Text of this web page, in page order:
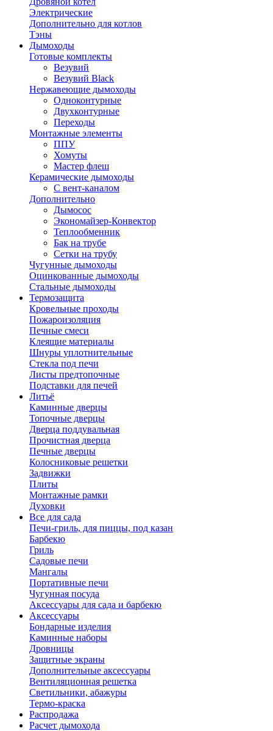
Электрические
Дополнительно для котлов
Тэны
Дымоходы
Готовые комплекты
Везувий
Везувий Black
Нержавеющие дымоходы
Одноконтурные
Двухконтурные
Переходы
Монтажные элементы
ППУ
Хомуты
Мастер флеш
Керамические дымоходы
С вент-каналом
Дополнительно
Дымосос
Экономайзер-Конвектор
Теплообменник
Бак на трубе
Сетки на трубу
Чугунные дымоходы
Оцинкованные дымоходы
Стальные дымоходы
Термозащита
Кровельные проходы
Пожароизоляция
Печные смеси
Клеящие материалы
Шнуры уплотнительные
Стекла под печи
Листы предтопочные
Подставки для печей
Литьё
Каминные дверцы
Топочные дверцы
Дверца поддувальная
Прочистная дверца
Печные дверцы
Колосниковые решетки
Задвижки
Плиты
Монтажные рамки
Духовки
Все для сада
Печи-гриль, для пиццы, под казан
Барбекю
Гриль
Садовые печи
Мангалы
Портативные печи
Чугунная посуда
Аксессуары для сада и барбекю
Аксессуары
Бондарные изделия
Каминные наборы
Дровницы
Защитные экраны
Дополнительные аксессуары
Вентиляционная решетка
Светильники, абажуры
Термо-краска
Распродажа
Расчет дымохода